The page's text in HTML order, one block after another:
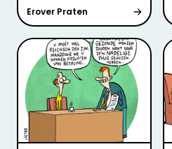
Erover Praten